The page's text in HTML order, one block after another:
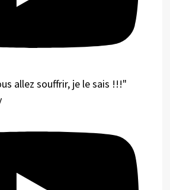
allez souffrir, je le sais !!!"